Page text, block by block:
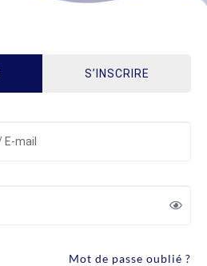
S’INSCRIRE
Mot de passe oublié ?